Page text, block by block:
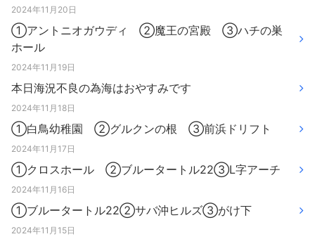
2024年11月20日
①アントニオガウディ ②魔王の宮殿 ③ハチの巣
ホール
2024年11月19日
本日海況不良の為海はおやすみです
2024年11月18日
①白鳥幼稚園 ②グルクンの根 ③前浜ドリフト
2024年11月17日
①クロスホール ②ブルータートル22③L字アーチ
2024年11月16日
①ブルータートル22②サバ沖ヒルズ③がけ下
2024年11月15日